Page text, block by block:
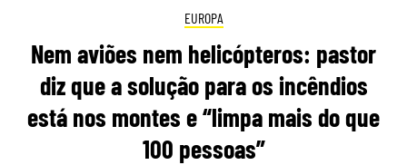
EUROPA
Nem aviões nem helicópteros: pastor
diz que a solução para os incêndios
está nos montes e “limpa mais do que
100 pessoas”